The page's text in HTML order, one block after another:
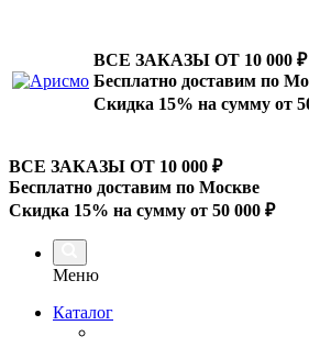
ВСЕ ЗАКАЗЫ ОТ 10 000 ₽
Бесплатно доставим по
Скидка 15% на сумму от
ВСЕ ЗАКАЗЫ ОТ 10 000 ₽
Бесплатно доставим по Москве
Скидка 15% на сумму от 50 000 ₽
Меню
Каталог